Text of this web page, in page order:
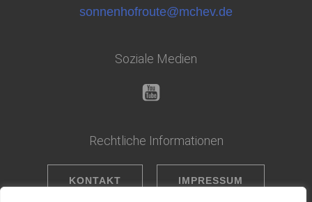
sonnenhofroute@mchev.de
Soziale Medien
Rechtliche Informationen
KONTAKT IMPRESSUM